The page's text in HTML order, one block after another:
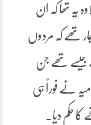
یہ تھا کہ ان
تھے کہ مردوں
جیسے تھے جن
نے فوراً ہی
حکم دیا۔